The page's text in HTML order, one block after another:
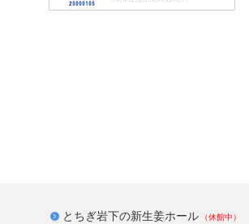
とちぎ岩下の新生姜ホール